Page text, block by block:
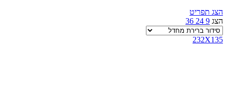
הצג תפריט
הצג 9
24
36
232X135